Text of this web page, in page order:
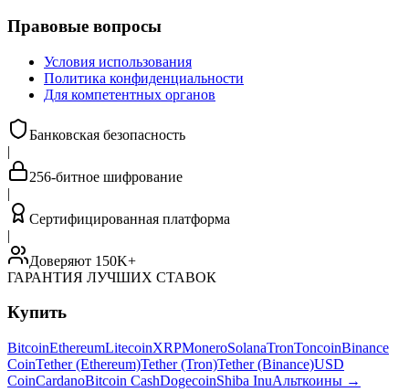
Правовые вопросы
Условия использования
Политика конфиденциальности
Для компетентных органов
Банковская безопасность
|
256-битное шифрование
|
Сертифицированная платформа
|
Доверяют 150K+
ГАРАНТИЯ ЛУЧШИХ СТАВОК
Купить
BitcoinEthereumLitecoinXRPMoneroSolanaTronToncoinBinance
CoinTether (Ethereum)Tether (Tron)Tether (Binance)USD
CoinCardanoBitcoin CashDogecoinShiba InuАльткоины →